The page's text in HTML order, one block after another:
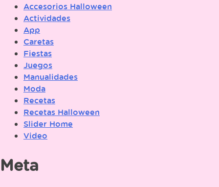
Accesorios Halloween
Actividades
App
Caretas
Fiestas
Juegos
Manualidades
Moda
Recetas
Recetas Halloween
Slider Home
Video
Meta